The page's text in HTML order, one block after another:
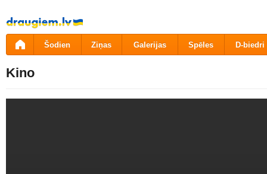
Pāriet
uz
saturu
Šodien Ziņas Galerijas Spēles D-biedri
Kino